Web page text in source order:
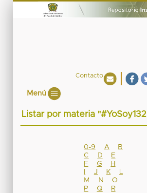
Contacto
Menú
Listar por materia
0-9 A
B
C
D
E
F
G
H
J K
M
N
O
P
Q
R